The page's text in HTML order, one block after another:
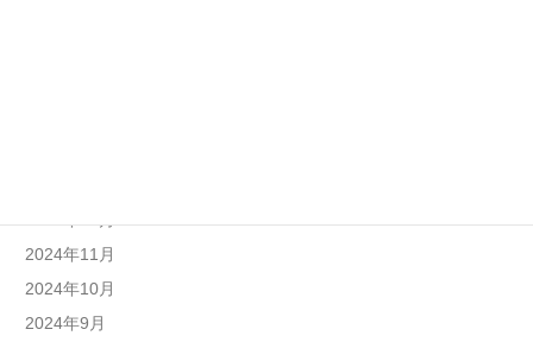
2024年11月
2024年10月
2024年9月